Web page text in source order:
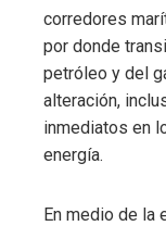
corredores
por donde
petróleo y del
alteración,
inmediatos en
energía.
En medio de la